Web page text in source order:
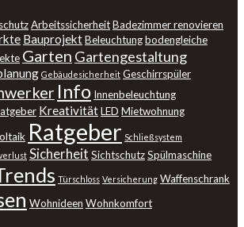
ArbeitssicherheitBadezimmer renovieren
BauprojektBeleuchtungbodengleiche
Garten Gartengestaltung
Gebäudesicherheit Geschirrspüler
Info Innenbeleuchtung
KreativitätLED Mietwohnung
Ratgeber Schließsystem
Sicherheit SichtschutzSpülmaschine
Türschloss Versicherung Waffenschrank
Wohnideen Wohnkomfort